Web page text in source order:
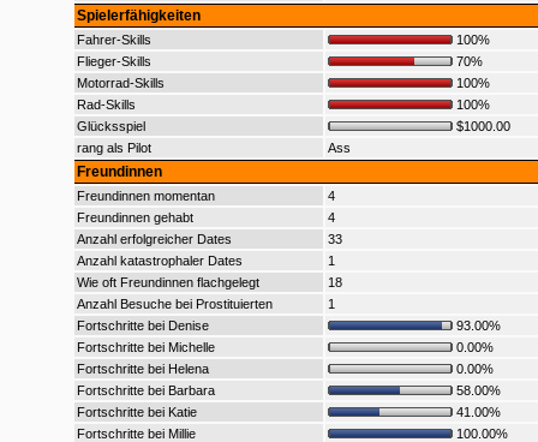
Spielerfähigkeiten
Fahrer-Skills
100%
Flieger-Skills
70%
Motorrad-Skills
100%
Rad-Skills
100%
Glücksspiel
$1000.00
rang als Pilot
Ass
Freundinnen
Freundinnen momentan
4
Freundinnen gehabt
4
Anzahl erfolgreicher Dates
33
Anzahl katastrophaler Dates
1
Wie oft Freundinnen flachgelegt
18
Anzahl Besuche bei Prostituierten
1
Fortschritte bei Denise
93.00%
Fortschritte bei Michelle
0.00%
Fortschritte bei Helena
0.00%
Fortschritte bei Barbara
58.00%
Fortschritte bei Katie
41.00%
Fortschritte bei Millie
100.00%